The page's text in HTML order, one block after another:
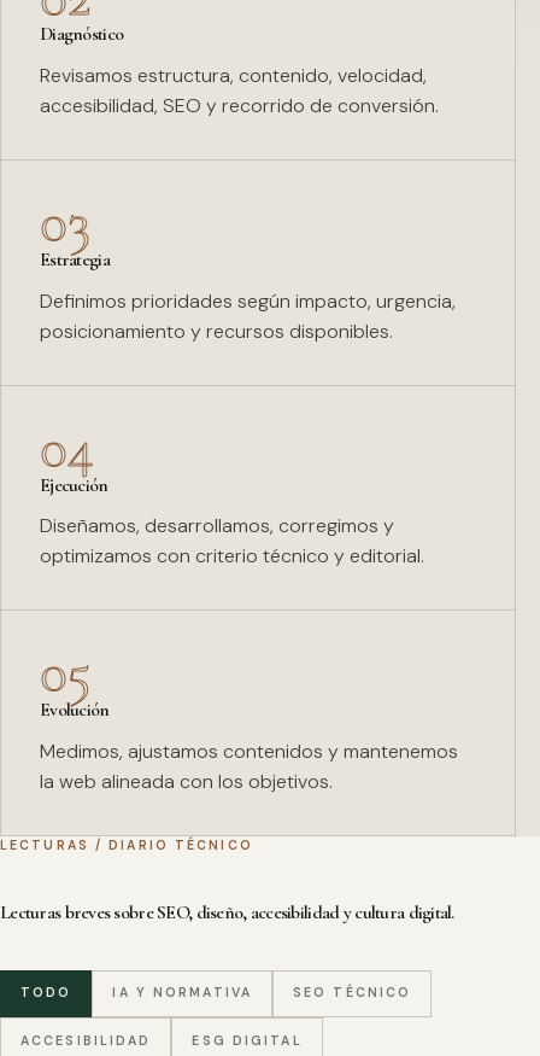
Diagnóstico
Revisamos estructura, contenido, velocidad,
accesibilidad, SEO y recorrido de conversión.
03
Estrategia
Definimos prioridades según impacto, urgencia,
posicionamiento y recursos disponibles.
04
Ejecución
Diseñamos, desarrollamos, corregimos y
optimizamos con criterio técnico y editorial.
05
Evolución
Medimos, ajustamos contenidos y mantenemos
la web alineada con los objetivos.
LECTURAS / DIARIO TÉCNICO
Lecturas breves sobre SEO, diseño, accesibilidad y cultura digital.
TODO IA Y NORMATIVA SEO TÉCNICO
ACCESIBILIDAD ESG DIGITAL